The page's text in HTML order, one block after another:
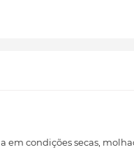
condições secas,